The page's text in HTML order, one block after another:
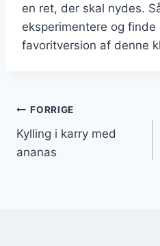
en ret, der skal nydes.
eksperimentere og finde
favoritversion af denne
FORRIGE
Kylling i karry med
ananas